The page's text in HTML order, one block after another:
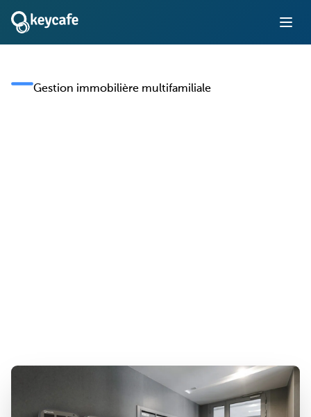
Gestion immobilière multifamiliale